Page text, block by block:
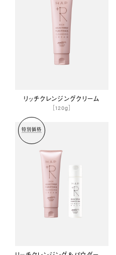
リッチクレンジングクリーム
［120g］
特別価格